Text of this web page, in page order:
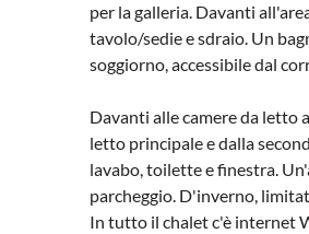
per la galleria. Davanti
tavolo/sedie e sdraio. Un
soggiorno, accessibile dal
Davanti alle camere da letto
letto principale e dalla
lavabo, toilette e finestra.
parcheggio. D'inverno,
In tutto il chalet c'è internet